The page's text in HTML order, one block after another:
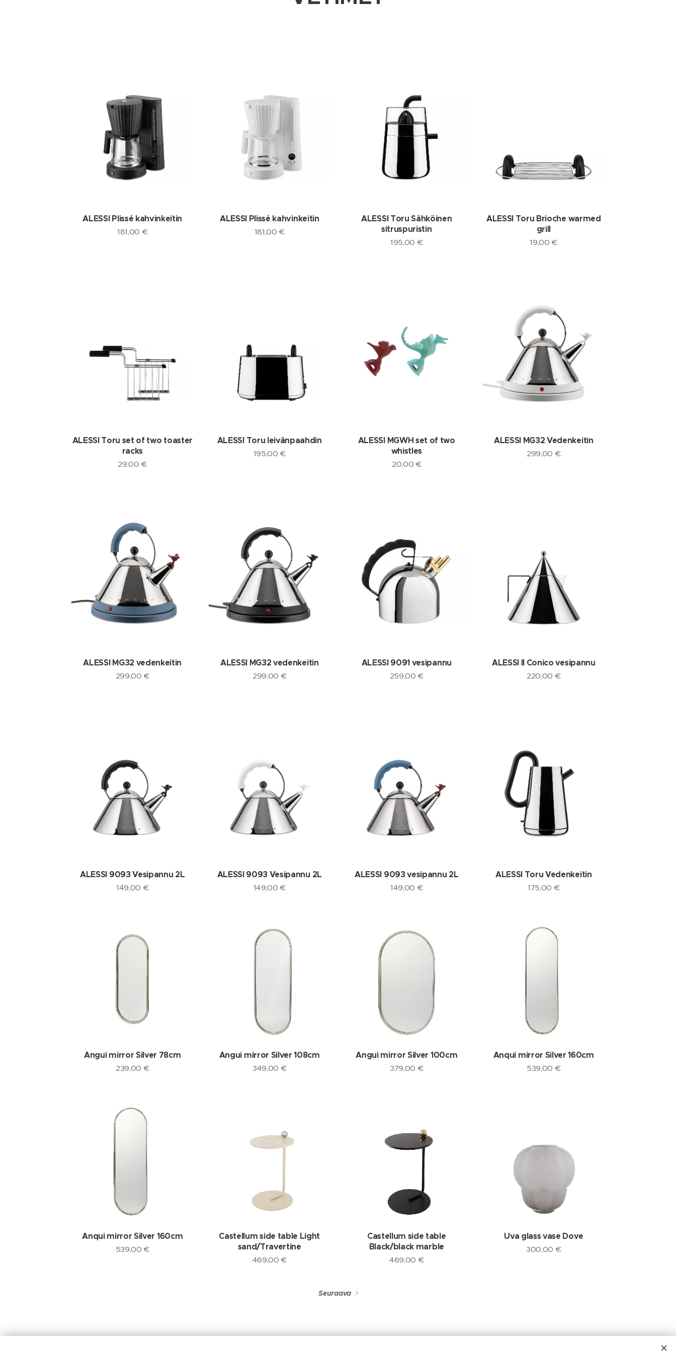
ALESSI Plissé kahvinkeitin
181,00 €
ALESSI Plissé kahvinkeitin
181,00 €
ALESSI Toru Sähköinen
sitruspuristin
195,00 €
ALESSI Toru Brioche warmed
grill
19,00 €
ALESSI Toru set of two toaster
racks
29,00 €
ALESSI Toru leivänpaahdin
195,00 €
ALESSI MGWH set of two
whistles
20,00 €
ALESSI MG32 Vedenkeitin
299,00 €
ALESSI MG32 vedenkeitin
299,00 €
ALESSI MG32 vedenkeitin
299,00 €
ALESSI 9091 vesipannu
259,00 €
ALESSI Il Conico vesipannu
220,00 €
ALESSI 9093 Vesipannu 2L
149,00 €
ALESSI 9093 Vesipannu 2L
149,00 €
ALESSI 9093 vesipannu 2L
149,00 €
ALESSI Toru Vedenkeitin
175,00 €
Angui mirror Silver 78cm
239,00 €
Angui mirror Silver 108cm
349,00 €
Angui mirror Silver 100cm
379,00 €
Anqui mirror Silver 160cm
539,00 €
Anqui mirror Silver 160cm
539,00 €
Castellum side table Light
sand/Travertine
469,00 €
Castellum side table
Black/black marble
469,00 €
Uva glass vase Dove
300,00 €
Seuraava